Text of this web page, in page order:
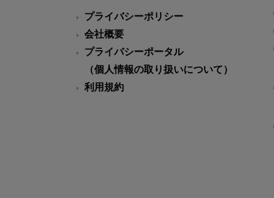
プライバシーポリシー
会社概要
プライバシーポータル
（個人情報の取り扱いについて）
利用規約